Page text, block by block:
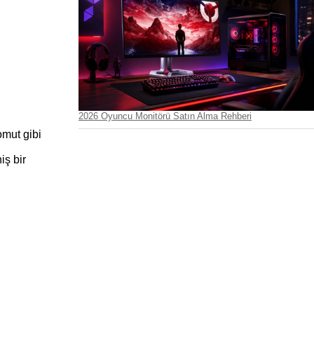
gibi
bir
2026 Oyuncu Monitörü Satın Alma Rehberi